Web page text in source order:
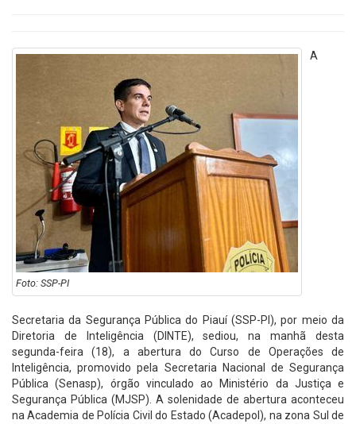
Foto: SSP-PI
A
Secretaria da Segurança Pública do Piauí (SSP-PI), por meio da
Diretoria de Inteligência (DINTE), sediou, na manhã desta
segunda-feira (18), a abertura do Curso de Operações de
Inteligência, promovido pela Secretaria Nacional de Segurança
Pública (Senasp), órgão vinculado ao Ministério da Justiça e
Segurança Pública (MJSP). A solenidade de abertura aconteceu
na Academia de Polícia Civil do Estado (Acadepol), na zona Sul de